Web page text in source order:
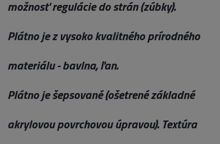
možnosť regulácie do strán (zúbky).
Plátno je z vysoko kvalitného prírodného
materiálu - bavlna, ľan.
Plátno je šepsované (ošetrené základné
akrylovou povrchovou úpravou). Textúra